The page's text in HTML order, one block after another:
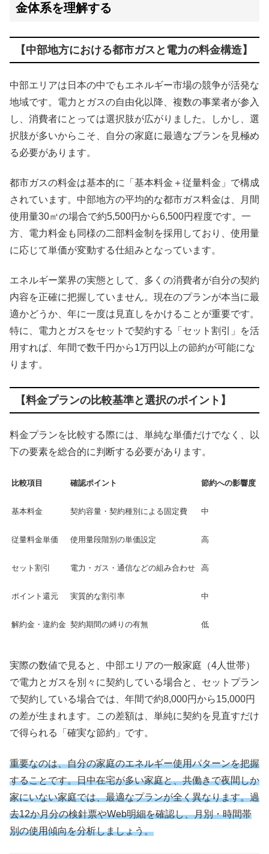
金体系を理解する
【中部地方における都市ガスと電力の料金構造】
中部エリアは日本の中でもエネルギー市場の競争が活発な
地域です。電力とガスの自由化以降、複数の事業者が参入
し、消費者にとっては選択肢が広がりました。しかし、選
択肢が多いからこそ、自分の家庭に最適なプランを見極め
る必要があります。
都市ガスの料金は基本的に「基本料金＋従量料金」で構成
されています。中部地方の平均的な都市ガス料金は、月間
使用量30㎥の場合で約5,500円から6,500円程度です。一
方、電力料金も同様の二部料金制を採用しており、使用量
に応じて単価が変動する仕組みとなっています。
エネルギー業界の実態として、多くの消費者が自分の契約
内容を正確に把握していません。現在のプランが本当に最
適かどうか、年に一度は見直しをかけることが重要です。
特に、電力とガスをセットで契約する「セット割引」を活
用すれば、年間で数千円から1万円以上の節約が可能にな
ります。
【料金プランの比較基準と選択のポイント】
料金プランを比較する際には、単純な単価だけでなく、以
下の要素を総合的に判断する必要があります。
比較項目 確認ポイント 節約への影響度
基本料金 契約容量・契約種別による固定費 中
従量料金単価 使用量段階別の単価設定 高
セット割引 電力・ガス・通信などの組み合わせ 高
ポイント還元 実質的な割引率 中
解約金・違約金 契約期間の縛りの有無 低
実際の数値で見ると、中部エリアの一般家庭（4人世帯）
で電力とガスを別々に契約している場合と、セットプラン
で契約している場合では、年間で約8,000円から15,000円
の差が生まれます。この差額は、単純に契約を見直すだけ
で得られる「確実な節約」です。
重要なのは、自分の家庭のエネルギー使用パターンを把握
することです。日中在宅が多い家庭と、共働きで夜間しか
家にいない家庭では、最適なプランが全く異なります。過
去12か月分の検針票やWeb明細を確認し、月別・時間帯
別の使用傾向を分析しましょう。